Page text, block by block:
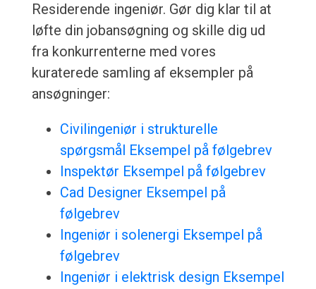
Residerende ingeniør. Gør dig klar til at
løfte din jobansøgning og skille dig ud
fra konkurrenterne med vores
kuraterede samling af eksempler på
ansøgninger:
Civilingeniør i strukturelle
spørgsmål Eksempel på følgebrev
Inspektør Eksempel på følgebrev
Cad Designer Eksempel på
følgebrev
Ingeniør i solenergi Eksempel på
følgebrev
Ingeniør i elektrisk design Eksempel